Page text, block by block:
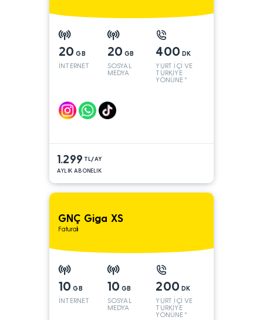
20 GB
İNTERNET
20 GB
SOSYAL
MEDYA
400 DK
YURT İÇİ VE
TÜRKİYE
YÖNÜNE*
1.299 TL/AY
AYLIK ABONELIK
GNÇ Giga XS
Faturalı
10 GB
İNTERNET
10 GB
SOSYAL
MEDYA
200 DK
YURT İÇİ VE
TÜRKİYE
YÖNÜNE*